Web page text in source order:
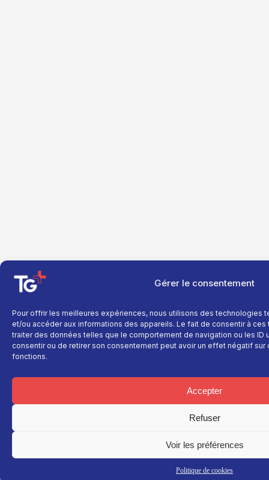
Gérer le consentement
Pour offrir les meilleures expériences, nous utilisons des technologies
et/ou accéder aux informations des appareils. Le fait de consentir à
traiter des données telles que le comportement de navigation ou les ID
consentir ou de retirer son consentement peut avoir un effet négatif
fonctions.
Accepter
Refuser
Voir les préférences
Politique de cookies